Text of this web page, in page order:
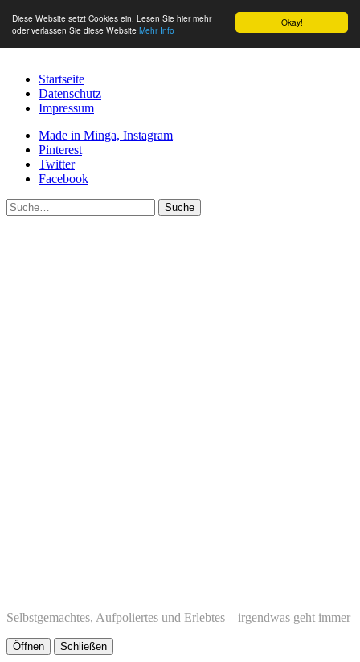
Okay!
Diese Website setzt Cookies ein. Lesen Sie hier mehr
oder verlassen Sie diese Website Mehr Info
Startseite
Datenschutz
Impressum
Made in Minga, Instagram
Pinterest
Twitter
Facebook
Suche
Selbstgemachtes, Aufpoliertes und Erlebtes – irgendwas geht immer
Öffnen Schließen